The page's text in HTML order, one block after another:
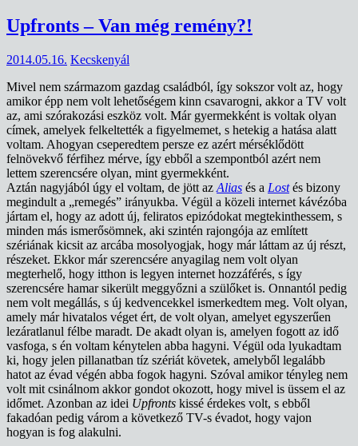
Upfronts – Van még remény?!
2014.05.16. Kecskenyál
Mivel nem származom gazdag családból, így sokszor volt az, hogy
amikor épp nem volt lehetőségem kinn csavarogni, akkor a TV volt
az, ami szórakozási eszköz volt. Már gyermekként is voltak olyan
címek, amelyek felkeltették a figyelmemet, s hetekig a hatása alatt
voltam. Ahogyan cseperedtem persze ez azért mérséklődött
felnövekvő férfihez mérve, így ebből a szempontból azért nem
lettem szerencsére olyan, mint gyermekként.
Aztán nagyjából úgy el voltam, de jött az Alias és a Lost és bizony
megindult a „remegés” irányukba. Végül a közeli internet kávézóba
jártam el, hogy az adott új, feliratos epizódokat megtekinthessem, s
minden más ismerősömnek, aki szintén rajongója az említett
szériának kicsit az arcába mosolyogjak, hogy már láttam az új részt,
részeket. Ekkor már szerencsére anyagilag nem volt olyan
megterhelő, hogy itthon is legyen internet hozzáférés, s így
szerencsére hamar sikerült meggyőzni a szülőket is. Onnantól pedig
nem volt megállás, s új kedvencekkel ismerkedtem meg. Volt olyan,
amely már hivatalos véget ért, de volt olyan, amelyet egyszerűen
lezáratlanul félbe maradt. De akadt olyan is, amelyen fogott az idő
vasfoga, s én voltam kénytelen abba hagyni. Végül oda lyukadtam
ki, hogy jelen pillanatban tíz szériát követek, amelyből legalább
hatot az évad végén abba fogok hagyni. Szóval amikor tényleg nem
volt mit csinálnom akkor gondot okozott, hogy mivel is üssem el az
időmet. Azonban az idei Upfronts kissé érdekes volt, s ebből
fakadóan pedig várom a következő TV-s évadot, hogy vajon
hogyan is fog alakulni.